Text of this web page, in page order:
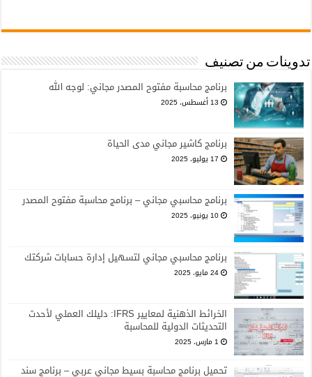
تدوينات من تصنيف
برنامج محاسبة مفتوح المصدر مجاني: لوجه الله
13 أغسطس، 2025
برنامج كاشير مجاني مدى الحياة
17 يوليو، 2025
برنامج محاسبي مجاني – برنامج محاسبة مفتوح المصدر
10 يونيو، 2025
برنامج محاسبي مجاني لتسهيل إدارة حسابات شركتك
24 مايو، 2025
الخرائط الذهنية لمعايير IFRS: دليلك العملي لأحدث
التحديثات الدولية للمحاسبة
1 مارس، 2025
تحميل برنامج محاسبة بسيط مجاني عربي – برنامج سند